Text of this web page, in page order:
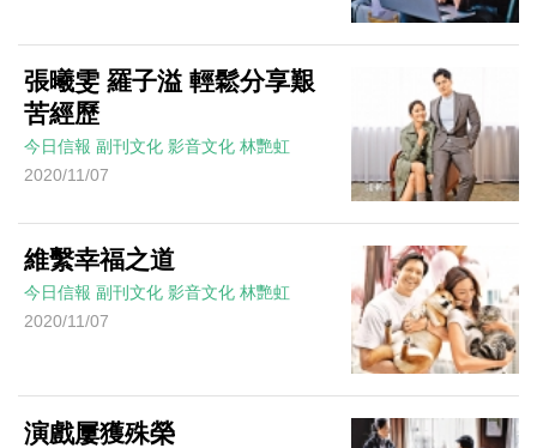
張曦雯 羅子溢 輕鬆分享艱
苦經歷
今日信報 副刊文化 影音文化 林艷虹
2020/11/07
維繫幸福之道
今日信報 副刊文化 影音文化 林艷虹
2020/11/07
演戲屢獲殊榮